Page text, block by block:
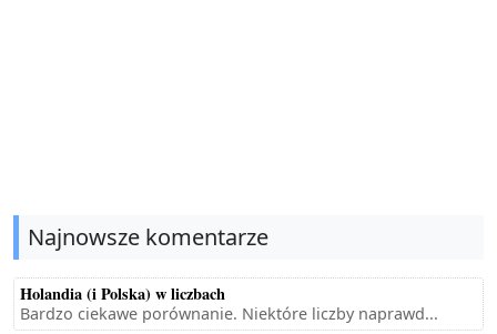
Najnowsze komentarze
Holandia (i Polska) w liczbach
Bardzo ciekawe porównanie. Niektóre liczby naprawd...